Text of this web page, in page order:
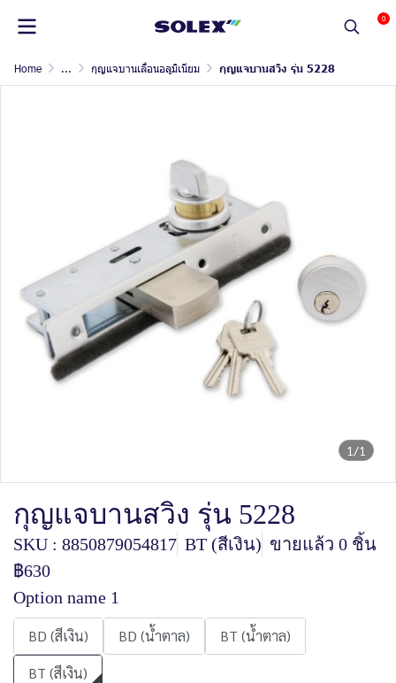
0
Home ... กุญแจบานเลื่อนอลูมิเนียม กุญแจบานสวิง รุ่น 5228
1/1
กุญแจบานสวิง รุ่น 5228
SKU : 8850879054817 BT (สีเงิน) ขายแล้ว 0 ชิ้น
฿630
Option name 1
BD (สีเงิน) BD (น้ำตาล)
BT (น้ำตาล)
BT (สีเงิน)